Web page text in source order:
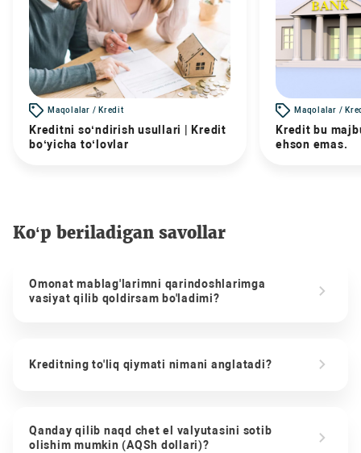
Maqolalar / Kredit
Kreditni so‘ndirish usullari | Kredit
bo‘yicha to‘lovlar
Maqolalar /
Kredit bu
ehson emas.
Ko‘p beriladigan savollar
Omonat mablag'larimni qarindoshlarimga
vasiyat qilib qoldirsam bo'ladimi?
Kreditning to'liq qiymati nimani anglatadi?
Qanday qilib naqd chet el valyutasini sotib
olishim mumkin (AQSh dollari)?